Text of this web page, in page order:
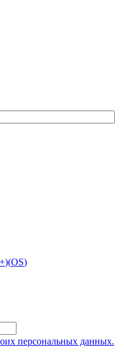
+)(OS)
персональных данных.